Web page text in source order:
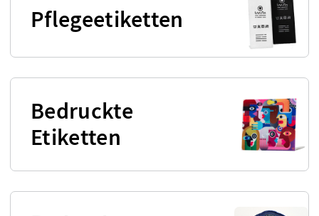
Pflegeetiketten
Bedruckte
Etiketten